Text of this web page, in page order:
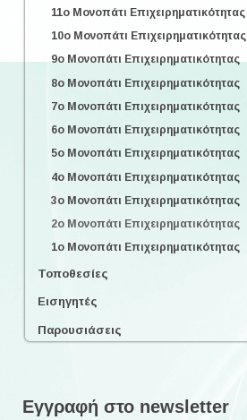
11o Μονοπάτι Επιχειρηματικότητας
10o Μονοπάτι Επιχειρηματικότητας
9o Μονοπάτι Επιχειρηματικότητας
8o Μονοπάτι Επιχειρηματικότητας
7o Μονοπάτι Επιχειρηματικότητας
6o Μονοπάτι Επιχειρηματικότητας
5o Μονοπάτι Επιχειρηματικότητας
4o Μονοπάτι Επιχειρηματικότητας
3o Μονοπάτι Επιχειρηματικότητας
2o Μονοπάτι Επιχειρηματικότητας
1o Μονοπάτι Επιχειρηματικότητας
Τοποθεσίες
Εισηγητές
Παρουσιάσεις
Εγγραφή στο newsletter